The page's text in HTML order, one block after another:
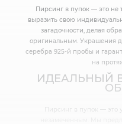
Пирсинг в пупок — это не
выразить свою
загадочности, делая
оригинальным. Украшения
серебра 925-й пробы и
на
ИДЕАЛЬНЫЙ
Пирсинг в пупок — это